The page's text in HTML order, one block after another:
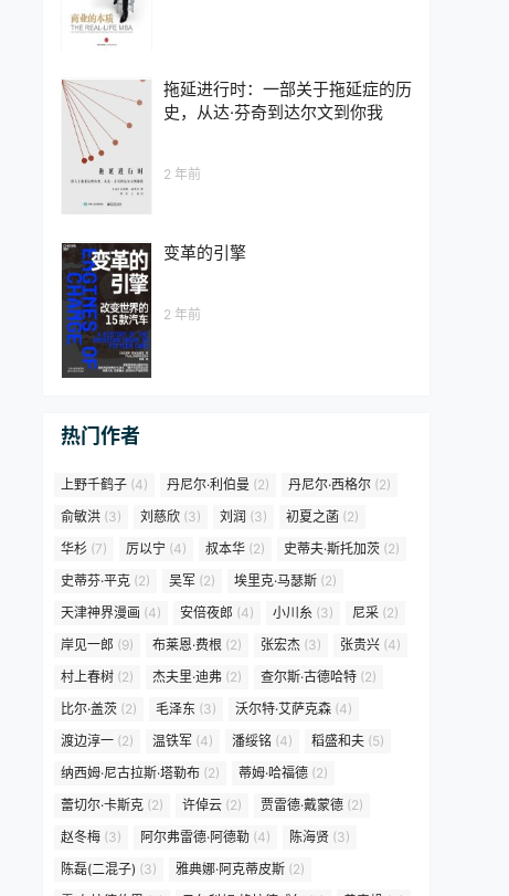
拖延进行时：一部关于拖延症的历
史，从达·芬奇到达尔文到你我
2 年前
变革的引擎
2 年前
热门作者
上野千鹤子 (4) 丹尼尔·利伯曼 (2) 丹尼尔·西格尔 (2)
俞敏洪 (3) 刘慈欣 (3) 刘润 (3) 初夏之菡 (2)
华杉 (7) 厉以宁 (4) 叔本华 (2) 史蒂夫·斯托加茨 (2)
史蒂芬·平克 (2) 吴军 (2) 埃里克·马瑟斯 (2)
天津神界漫画 (4) 安倍夜郎 (4) 小川糸 (3) 尼采 (2)
岸见一郎 (9) 布莱恩·费根 (2) 张宏杰 (3) 张贵兴 (4)
村上春树 (2) 杰夫里·迪弗 (2) 查尔斯·古德哈特 (2)
比尔·盖茨 (2) 毛泽东 (3) 沃尔特·艾萨克森 (4)
渡边淳一 (2) 温铁军 (4) 潘绥铭 (4) 稻盛和夫 (5)
纳西姆·尼古拉斯·塔勒布 (2) 蒂姆·哈福德 (2)
蕾切尔·卡斯克 (2) 许倬云 (2) 贾雷德·戴蒙德 (2)
赵冬梅 (3) 阿尔弗雷德·阿德勒 (4) 陈海贤 (3)
陈磊(二混子) (3) 雅典娜·阿克蒂皮斯 (2)